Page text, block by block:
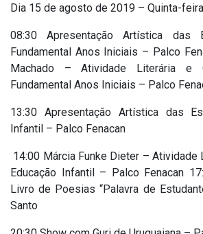
Dia 15 de agosto de 2019 – Quinta-feira
08:30 Apresentação Artística das
Fundamental Anos Iniciais – Palco
Machado – Atividade Literária e
Fundamental Anos Iniciais – Palco
13:30 Apresentação Artística das
Infantil – Palco Fenacan
14:00 Márcia Funke Dieter – Atividade
Educação Infantil – Palco Fenacan
Livro de Poesias “Palavra de
Santo